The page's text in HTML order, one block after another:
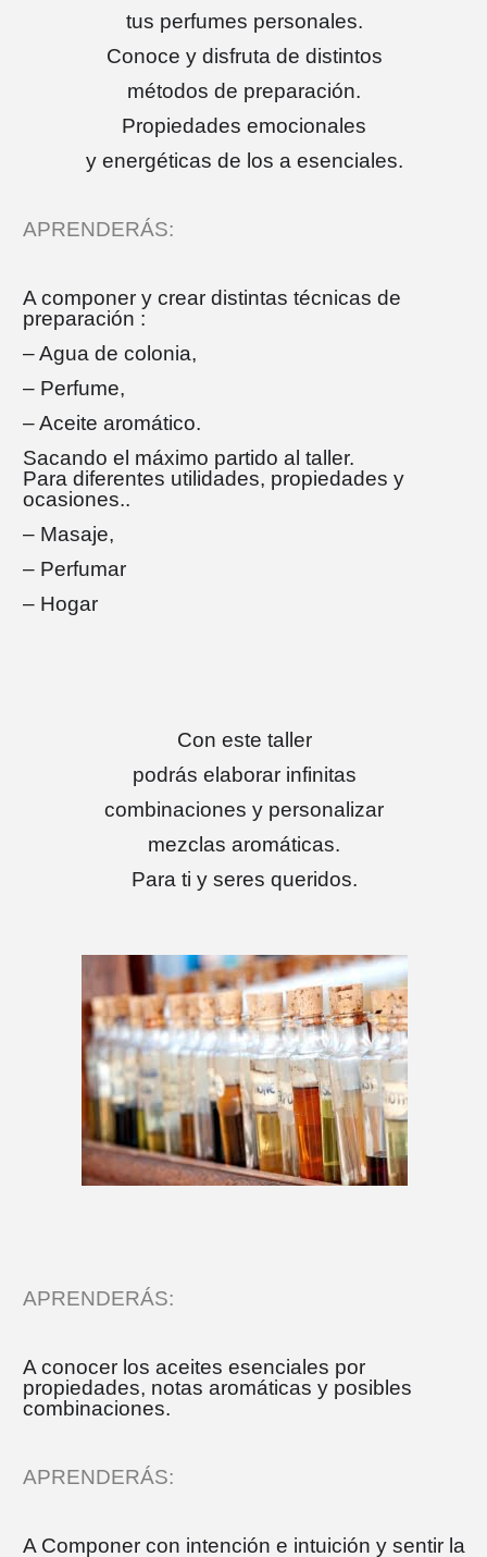
tus perfumes personales.
Conoce y disfruta de distintos
métodos de preparación.
Propiedades emocionales
y energéticas de los a esenciales.
APRENDERÁS:
A componer y crear distintas técnicas de
preparación :
– Agua de colonia,
– Perfume,
– Aceite aromático.
Sacando el máximo partido al taller.
Para diferentes utilidades, propiedades y
ocasiones..
– Masaje,
– Perfumar
– Hogar
Con este taller
podrás elaborar infinitas
combinaciones y personalizar
mezclas aromáticas.
Para ti y seres queridos.
APRENDERÁS:
A conocer los aceites esenciales por
propiedades, notas aromáticas y posibles
combinaciones.
APRENDERÁS:
A Componer con intención e intuición y sentir la